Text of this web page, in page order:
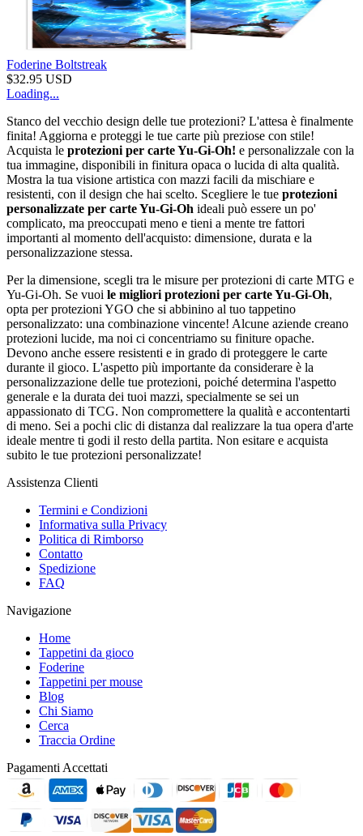
Foderine Boltstreak
$32.95 USD
Loading...
Stanco del vecchio design delle tue protezioni? L'attesa è finalmente
finita! Aggiorna e proteggi le tue carte più preziose con stile!
Acquista le protezioni per carte Yu-Gi-Oh! e personalizzale con la
tua immagine, disponibili in finitura opaca o lucida di alta qualità.
Mostra la tua visione artistica con mazzi facili da mischiare e
resistenti, con il design che hai scelto. Scegliere le tue protezioni
personalizzate per carte Yu-Gi-Oh ideali può essere un po'
complicato, ma preoccupati meno e tieni a mente tre fattori
importanti al momento dell'acquisto: dimensione, durata e la
personalizzazione stessa.
Per la dimensione, scegli tra le misure per protezioni di carte MTG e
Yu-Gi-Oh. Se vuoi le migliori protezioni per carte Yu-Gi-Oh,
opta per protezioni YGO che si abbinino al tuo tappetino
personalizzato: una combinazione vincente! Alcune aziende creano
protezioni lucide, ma noi ci concentriamo su finiture opache.
Devono anche essere resistenti e in grado di proteggere le carte
durante il gioco. L'aspetto più importante da considerare è la
personalizzazione delle tue protezioni, poiché determina l'aspetto
generale e la durata dei tuoi mazzi, specialmente se sei un
appassionato di TCG. Non compromettere la qualità e accontentarti
di meno. Sei a pochi clic di distanza dal realizzare la tua opera d'arte
ideale mentre ti godi il resto della partita. Non esitare e acquista
subito le tue protezioni personalizzate!
Assistenza Clienti
Termini e Condizioni
Informativa sulla Privacy
Politica di Rimborso
Contatto
Spedizione
FAQ
Navigazione
Home
Tappetini da gioco
Foderine
Tappetini per mouse
Blog
Chi Siamo
Cerca
Traccia Ordine
Pagamenti Accettati